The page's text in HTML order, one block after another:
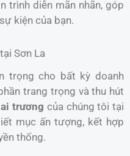
trình diễn mãn nhãn, góp
kiện của bạn.
Sơn La
trọng cho bất kỳ doanh
trang trọng và thu hút
trương của chúng tôi tại
mục ấn tượng, kết hợp
thống.